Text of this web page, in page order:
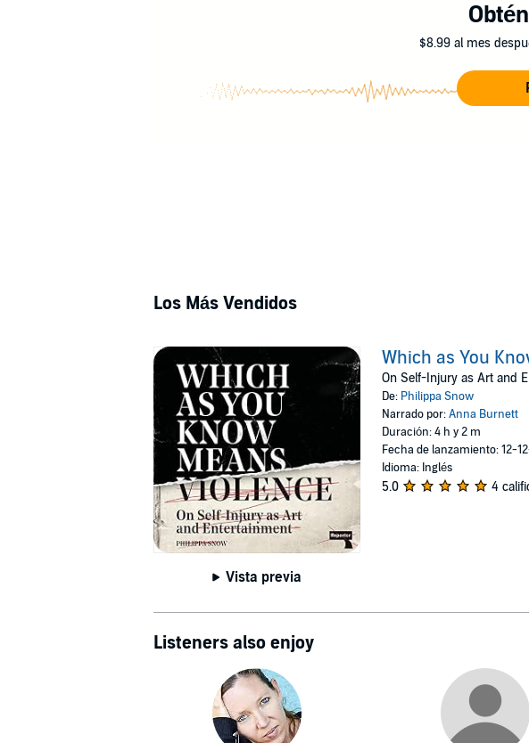
$8.99 al mes
Los Más Vendidos
Vista previa
Which as You
On Self-Injury as Art and
De: Philippa Snow
Narrado por:Anna Burnett
Duración: 4 h y 2 m
Fecha de lanzamiento: 12-
Idioma: Inglés
5.0 4
Listeners also enjoy